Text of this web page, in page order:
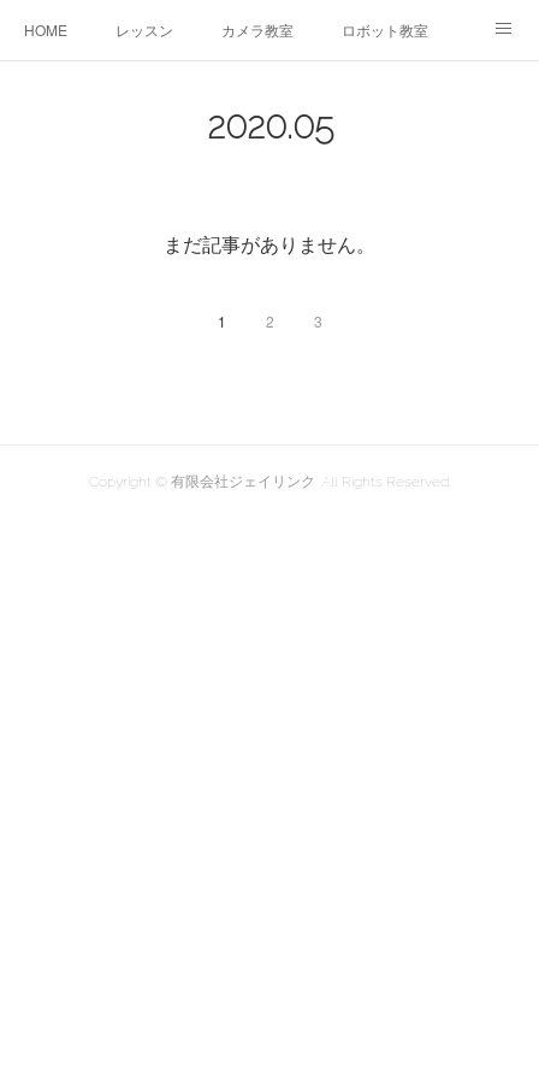
HOME レッスン カメラ教室 ロボット教室
2020.05
まだ記事がありません。
1 2 3
Copyright © 有限会社ジェイリンク. All Rights Reserved.